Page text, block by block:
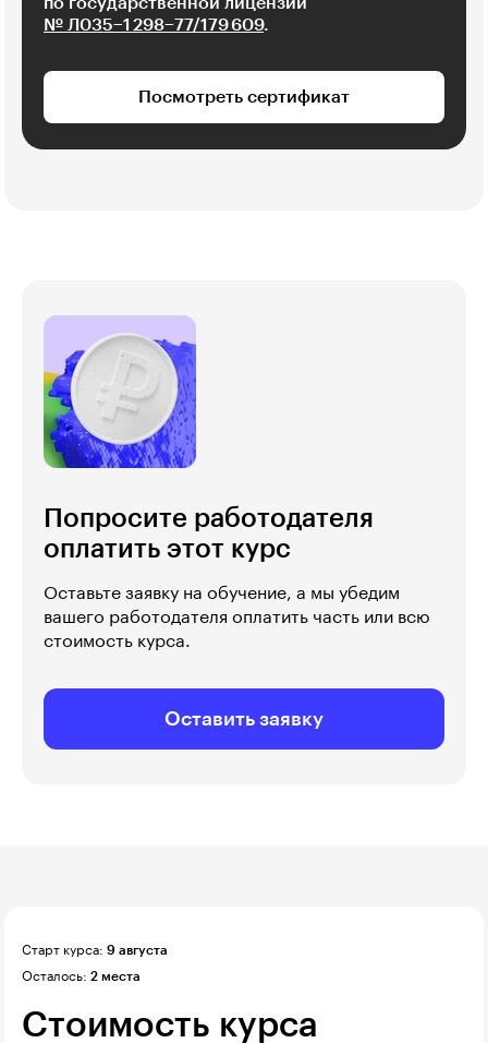
№ Л035−1 298−77/179 609.
Посмотреть сертификат
Попросите работодателя
оплатить этот курс
Оставьте заявку на обучение, а мы убедим
вашего работодателя оплатить часть или всю
стоимость курса.
Оставить заявку
Старт курса: 9 августа
Осталось: 2 места
Стоимость курса